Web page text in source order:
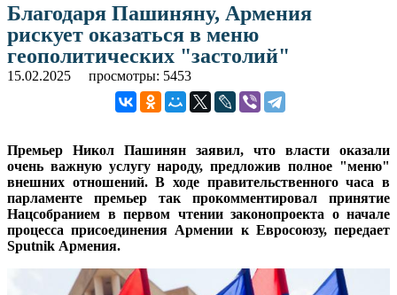
Благодаря Пашиняну, Армения
рискует оказаться в меню
геополитических "застолий"
15.02.2025 просмотры: 5453
Премьер Никол Пашинян заявил, что власти оказали
очень важную услугу народу, предложив полное "меню"
внешних отношений. В ходе правительственного часа в
парламенте премьер так прокомментировал принятие
Нацсобранием в первом чтении законопроекта о начале
процесса присоединения Армении к Евросоюзу, передает
Sputnik Армения.